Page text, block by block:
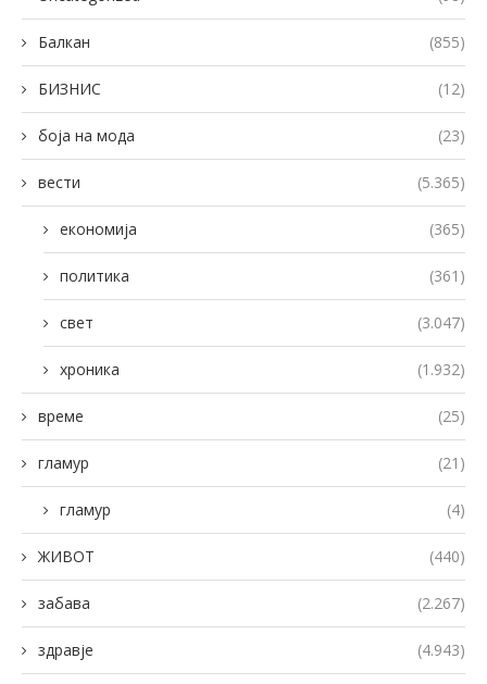
Балкан (855)
БИЗНИС (12)
боја на мода (23)
вести (5.365)
економија (365)
политика (361)
свет (3.047)
хроника (1.932)
време (25)
гламур (21)
гламур (4)
ЖИВОТ (440)
забава (2.267)
здравје (4.943)